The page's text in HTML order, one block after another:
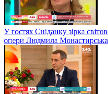
У гостях Сніданку зірка
опери Людмила Монастирська